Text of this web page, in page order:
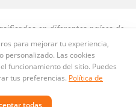
en diferentes países de
·Términos·Cookies
©2026. Todos los derechos
@Publicid_ad
para mejorar tu experiencia,
Las cookies
funcionamiento del sitio. Puedes
tus preferencias. Política de
todas